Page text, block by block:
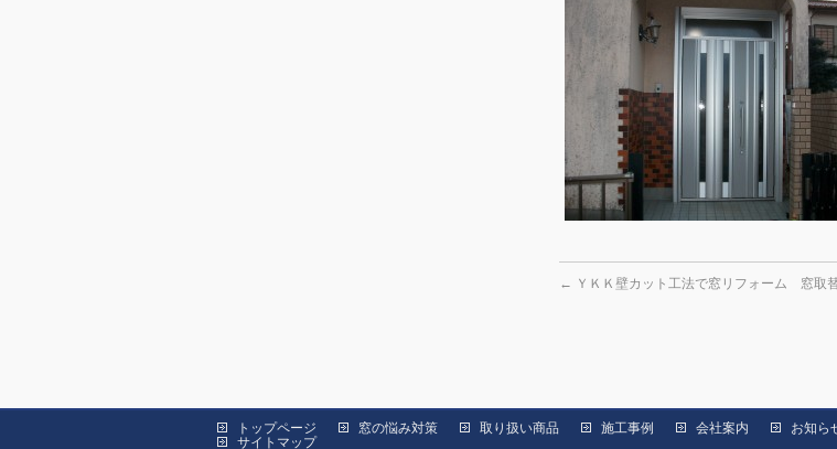
← ＹＫＫ壁カット工法で窓リフォーム 窓取
トップページ 窓の悩み対策 取り扱い商品 施工事例 会社案内 お知ら
サイトマップ